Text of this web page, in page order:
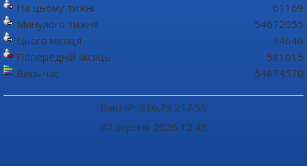
На цьому тижні
Минулого тижня
Цього місяця
Попередній місяць
Весь час
61169
54672055
94646
581015
54874570
Ваш IP: 216.73.217.55
07 серпня 2026 12:45